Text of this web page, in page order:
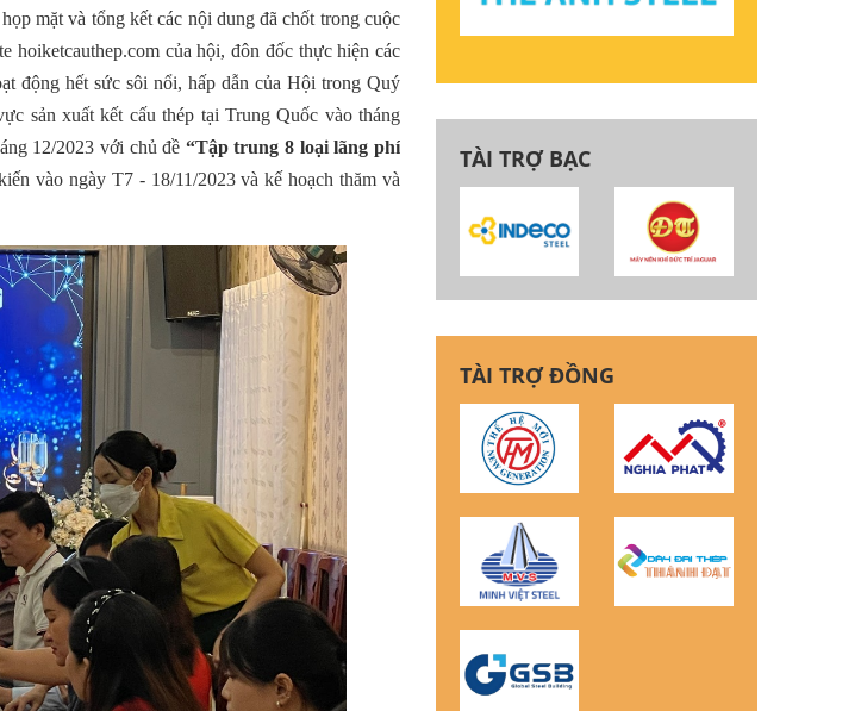
mặt và tổng kết các nội dung đã chốt trong cuộc
của hội, đôn đốc thực hiện các
động hết sức sôi nổi, hấp dẫn của Hội trong Quý
sản xuất kết cấu thép tại Trung Quốc vào tháng
12/2023 với chủ đề “Tập trung 8 loại lãng phí
vào ngày T7 - 18/11/2023 và kế hoạch thăm và
TÀI TRỢ BẠC
TÀI TRỢ ĐỒNG